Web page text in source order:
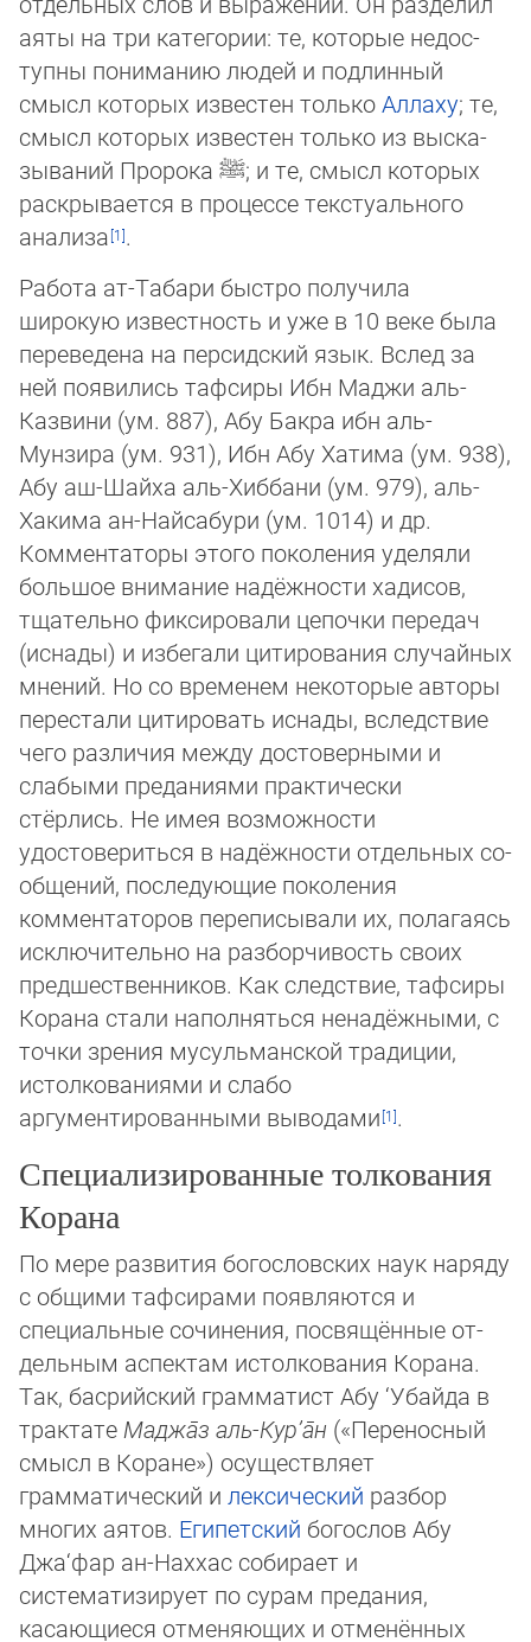
аяты на три категории: те, ко­то­рые не­дос­
тупны пониманию людей и подлинный
смысл которых известен толькоАллаху; те,
смысл которых из­вес­тен только из выс­ка­
зы­ваний Пророка ﷺ; и те, смысл которых
раскрывается в процессе текстуального
анализа
.
Работа ат-Табари быстро получила
широкую известность и уже в 10 веке была
переведена на персидский язык. Вслед за
ней появились тафсиры Ибн Маджи аль-
Казвини (ум. 887), Абу Бакра ибн аль-
Мунзира (ум. 931), Ибн Абу Хатима (ум. 938),
Абу аш-Шайха аль-Хиббани (ум. 979), аль-
Хакима ан-Найсабури (ум. 1014) и др.
Комментаторы этого поколения уделяли
боль­шое внимание надёжности хадисов,
тщательно фиксировали цепочки передач
(иснады) и избегали цитирования слу­чай­ных
мнений. Но со временем некоторые авторы
перестали цитировать иснады, вследствие
чего различия между дос­то­вер­ными и
слабыми преданиями практически
стёрлись. Не имея возможности
удостовериться в надёжности отдель­ных со­
об­щений, последующие поколения
комментаторов переписывали их, полагаясь
исключительно на разборчи­вость сво­их
пред­шественников. Как следствие, тафсиры
Корана стали наполняться ненадёжными, с
точки зрения мусульман­ской тра­ди­ции,
истолкованиями и слабо
аргументированными выводами
.
Специализированные толкования
Корана
По мере развития богословских наук наряду
с общими тафсирами появляются и
специальные сочинения, посвящённые от­
дельным аспектам истолкования Корана.
Так, басрийский грамматист Абу ‘Убайда в
трактате Маджа̄з аль-Кур’а̄н («Пе­ре­нос­ный
смысл в Коране») осуществляет
грамматический и лексический разбор
многих аятов. Египетский богослов Абу
Джа‘­фар ан-Наххас собирает и
систематизирует по сурам предания,
касающиеся отменяющих и отменённых